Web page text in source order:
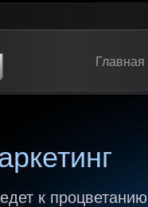
Главная
к процветанию